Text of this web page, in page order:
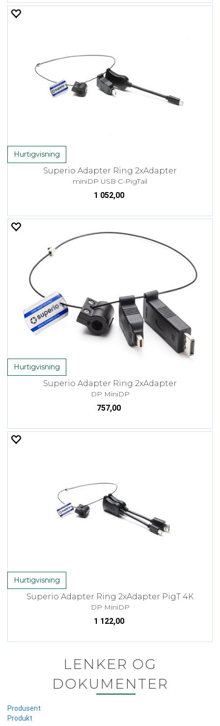
Hurtigvisning
Superio Adapter Ring 2xAdapter
miniDP USB C-PigTail
1 052,00
Hurtigvisning
Superio Adapter Ring 2xAdapter
DP MiniDP
757,00
Hurtigvisning
Superio Adapter Ring 2xAdapter PigT 4K
DP MiniDP
1 122,00
LENKER OG
DOKUMENTER
Produsent
Produkt